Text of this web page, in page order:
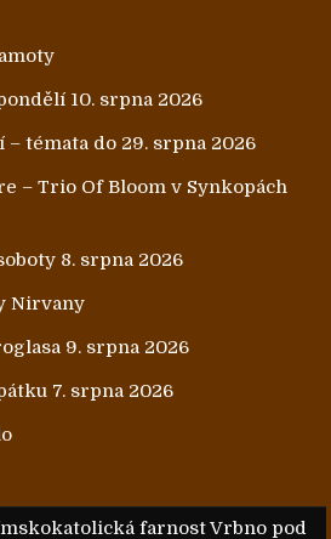
10. srpna 2026
– témata do 29. srpna 2026
– Trio Of Bloom v Synkopách
8. srpna 2026
Nirvany
9. srpna 2026
7. srpna 2026
farnost Vrbno pod